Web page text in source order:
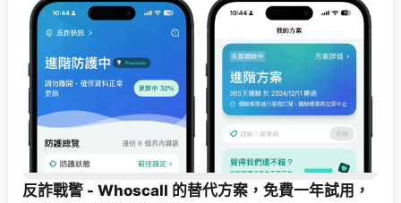
反詐戰警 - Whoscall 的替代方案，免費一年試用，